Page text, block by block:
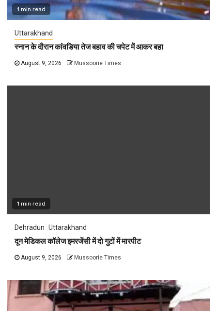
1 min read
Uttarakhand
स्नान के दौरान कांवडिया तेज बहाव की चपेट में आकर बहा
August 9, 2026 Mussoorie Times
1 min read
Dehradun Uttarakhand
दून मेडिकल कॉलेज इमरजेंसी में दो गुटों में मारपीट
August 9, 2026 Mussoorie Times